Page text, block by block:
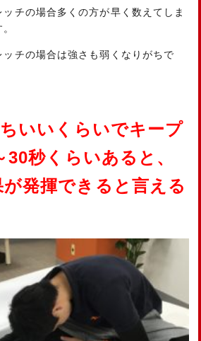
チの場合多くの方が早く数えてしま
チの場合は強さも弱くなりがちで
いいくらいでキープ
秒くらいあると、
発揮できると言える